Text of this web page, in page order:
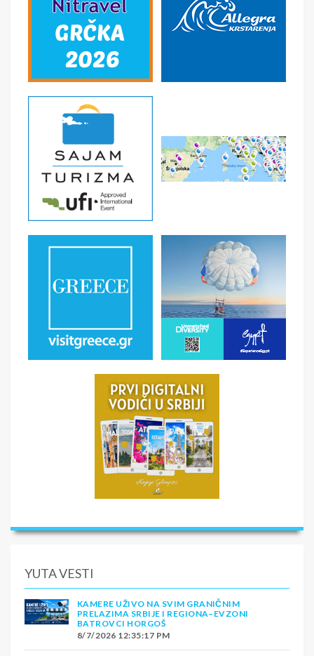
YUTA VESTI
KAMERE UŽIVO NA SVIM GRANIČNIM
PRELAZIMA SRBIJE I REGIONA–EVZONI
BATROVCI HORGOŠ
8/7/2026 12:35:17 PM